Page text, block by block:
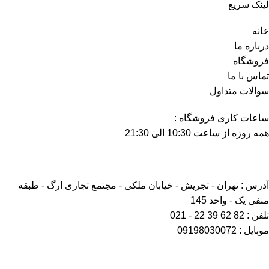
لینک سریع
خانه
درباره ما
فروشگاه
تماس با ما
سوالات متداول
ساعات کاری فروشگاه :
همه روزه از ساعت 10:30 الی 21:30
آدرس : تهران - تجریش - خیابان ملکی - مجتمع تجاری ارگ - طبقه
منفی یک - واحد 145
تلفن : 82 62 39 22 - 021
موبایل : 09198030072